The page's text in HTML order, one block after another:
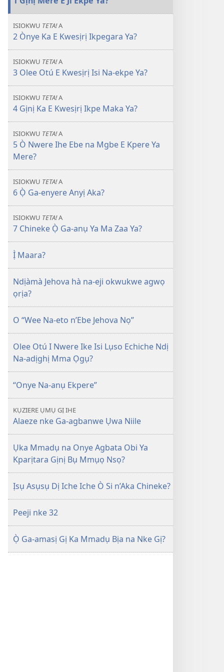
ISIOKWU TETA!A
2 Ònye Ka E Kwesịrị Ikpegara Ya?
ISIOKWU TETA!A
3 Olee Otú E Kwesịrị Isi Na-ekpe Ya?
ISIOKWU TETA!A
4 Gịnị Ka E Kwesịrị Ikpe Maka Ya?
ISIOKWU TETA!A
5 Ò Nwere Ihe Ebe na Mgbe E Kpere Ya
Mere?
ISIOKWU TETA!A
6 Ọ̀ Ga-enyere Anyị Aka?
ISIOKWU TETA!A
7 Chineke Ọ̀ Ga-anụ Ya Ma Zaa Ya?
Ị̀ Maara?
Ndịàmà Jehova hà na-eji okwukwe agwọ
ọrịa?
O “Wee Na-eto n’Ebe Jehova Nọ”
Olee Otú I Nwere Ike Isi Lụso Echiche Ndị
Na-adịghị Mma Ọgụ?
“Onye Na-anụ Ekpere”
KỤZIERE ỤMỤ GỊ IHE
Alaeze nke Ga-agbanwe Ụwa Niile
Ụka Mmadụ na Onye Agbata Obi Ya
Kparịtara Gịnị Bụ Mmụọ Nsọ?
Ịsụ Asụsụ Dị Iche Iche Ò Si n’Aka Chineke?
Peeji nke 32
Ọ̀ Ga-amasị Gị Ka Mmadụ Bịa na Nke Gị?